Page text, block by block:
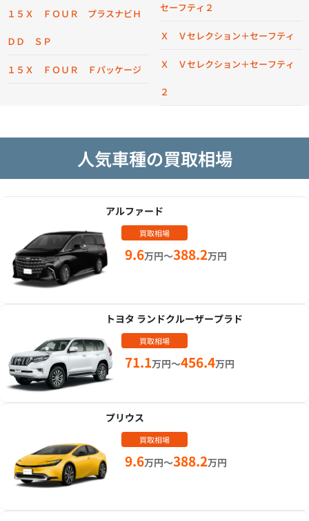
１５Ｘ ＦＯＵＲ プラスナビＨ
ＤＤ ＳＰ
１５Ｘ ＦＯＵＲ Ｆパッケージ
セーフティ２
Ｘ Ｖセレクション＋セーフティ
Ｘ Ｖセレクション＋セーフティ
２
人気車種の買取相場
アルファード
買取相場
9.6万円～388.2万円
トヨタ ランドクルーザープラド
買取相場
71.1万円～456.4万円
プリウス
買取相場
9.6万円～388.2万円